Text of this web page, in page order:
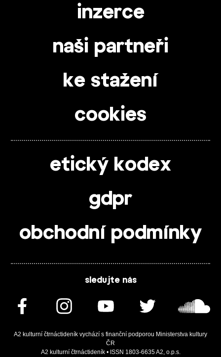
inzerce
naši partneři
ke stažení
cookies
etický kodex
gdpr
obchodní podmínky
sledujte nás
A2 kulturní čtrnáctideník vychází s finanční podporou Ministerstva kultury
ČR
A2 kulturní čtrnáctideník • ISSN 1803-6635 A2, o.p.s.